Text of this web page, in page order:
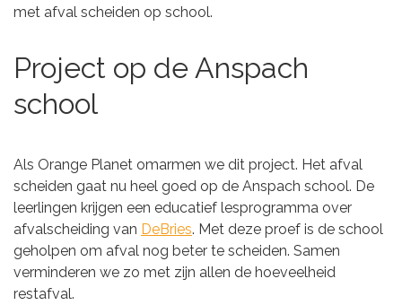
met afval scheiden op school.
Project op de Anspach
school
Als Orange Planet omarmen we dit project. Het afval
scheiden gaat nu heel goed op de Anspach school. De
leerlingen krijgen een educatief lesprogramma over
afvalscheiding van DeBries. Met deze proef is de school
geholpen om afval nog beter te scheiden. Samen
verminderen we zo met zijn allen de hoeveelheid
restafval.